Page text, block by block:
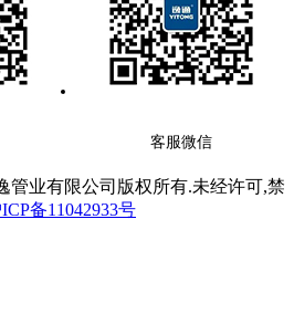
客服微信
管业有限公司版权所有.未经许可,禁
备11042933号